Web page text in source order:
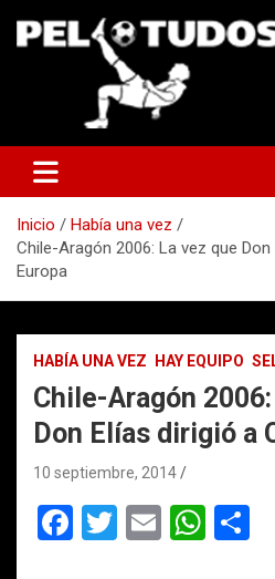
Inicio
Había una vez
Chile-Aragón 2006: La vez que
Europa
HABÍA UNA VEZ HAY EQUIPO
Chile-Aragón
Don Elías dirigió a
10 septiembre, 2014
F
T
E
W